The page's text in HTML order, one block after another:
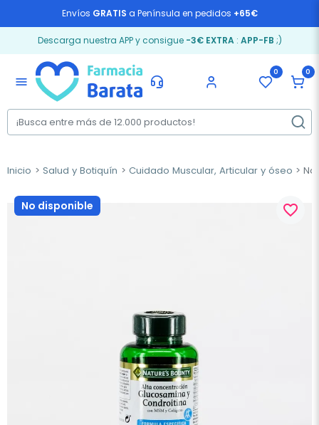
Envíos GRATIS a Península en pedidos +65€
Descarga nuestra APP y consigue -3€ EXTRA: APP-FB ;)
menu
0 0
Inicio Salud y Botiquín Cuidado Muscular, Articular y óseo
No disponible favorite_border